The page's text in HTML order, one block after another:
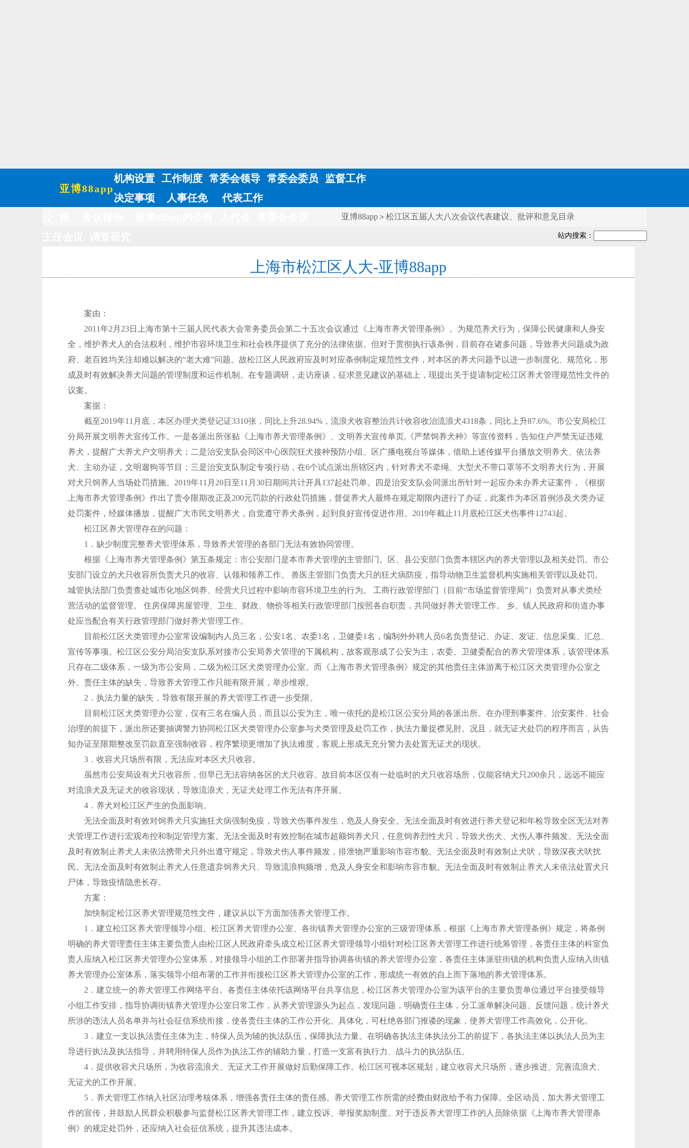
亚博88app
机构设置 工作制度 常委会领导 常委会委员
监督工作
决定事项
人事任免
代表工作
亚博88app > 松江区五届人大八次会议代表建议、批评和意见目录
站内搜索：
上海市松江区人大-亚博88app
案由：
2011年2月23日上海市第十三届人民代表大会常务委员会第二十五次会议通过《上海市养犬管理条例》。为规范养犬行为，保障公民健康和人身安
全，维护养犬人的合法权利，维护市容环境卫生和社会秩序提供了充分的法律依据。但对于贯彻执行该条例，目前存在诸多问题，导致养犬问题成为政
府、老百姓均关注却难以解决的“老大难”问题。故松江区人民政府应及时对应条例制定规范性文件，对本区的养犬问题予以进一步制度化、规范化，形
成及时有效解决养犬问题的管理制度和运作机制。在专题调研，走访座谈，征求意见建议的基础上，现提出关于提请制定松江区养犬管理规范性文件的
议案。
案据：
截至2019年11月底，本区办理犬类登记证3310张，同比上升28.94%，流浪犬收容整治共计收容收治流浪犬4318条，同比上升87.6%。市公安局松江
分局开展文明养犬宣传工作。一是各派出所张贴《上海市养犬管理条例》、文明养犬宣传单页,《严禁饲养犬种》等宣传资料，告知住户严禁无证违规
养犬，提醒广大养犬户文明养犬；二是治安支队会同区中心医院狂犬接种预防小组、区广播电视台等媒体，借助上述传媒平台播放文明养犬、依法养
犬、主动办证，文明遛狗等节目；三是治安支队制定专项行动，在6个试点派出所辖区内，针对养犬不牵绳、大型犬不带口罩等不文明养犬行为，开展
对犬只饲养人当场处罚措施。2019年11月20日至11月30日期间共计开具137起处罚单。四是治安支队会同派出所针对一起应办未办养犬证案件，《根据
上海市养犬管理条例》作出了责令限期改正及200元罚款的行政处罚措施，督促养犬人最终在规定期限内进行了办证，此案作为本区首例涉及犬类办证
处罚案件，经媒体播放，提醒广大市民文明养犬，自觉遵守养犬条例，起到良好宣传促进作用。2019年截止11月底松江区犬伤事件12743起。
松江区养犬管理存在的问题：
1．缺少制度完整养犬管理体系，导致养犬管理的各部门无法有效协同管理。
根据《上海市养犬管理条例》第五条规定：市公安部门是本市养犬管理的主管部门。区、县公安部门负责本辖区内的养犬管理以及相关处罚。市公
安部门设立的犬只收容所负责犬只的收容、认领和领养工作。 兽医主管部门负责犬只的狂犬病防疫，指导动物卫生监督机构实施相关管理以及处罚。
城管执法部门负责查处城市化地区饲养、经营犬只过程中影响市容环境卫生的行为。 工商行政管理部门（目前“市场监督管理局”）负责对从事犬类经
营活动的监督管理。 住房保障房屋管理、卫生、财政、物价等相关行政管理部门按照各自职责，共同做好养犬管理工作。 乡、镇人民政府和街道办事
处应当配合有关行政管理部门做好养犬管理工作。
目前松江区犬类管理办公室常设编制内人员三名，公安1名、农委1名，卫健委1名，编制外外聘人员6名负责登记、办证、发证、信息采集、汇总、
宣传等事项。松江区公安分局治安支队系对接市公安局养犬管理的下属机构，故客观形成了公安为主，农委、卫健委配合的养犬管理体系，该管理体系
只存在二级体系，一级为市公安局，二级为松江区犬类管理办公室。而《上海市养犬管理条例》规定的其他责任主体游离于松江区犬类管理办公室之
外。责任主体的缺失，导致养犬管理工作只能有限开展，举步维艰。
2．执法力量的缺失，导致有限开展的养犬管理工作进一步受限。
目前松江区犬类管理办公室，仅有三名在编人员，而且以公安为主，唯一依托的是松江区公安分局的各派出所。在办理刑事案件、治安案件、社会
治理的前提下，派出所还要抽调警力协同松江区犬类管理办公室参与犬类管理及处罚工作，执法力量捉襟见肘。况且，就无证犬处罚的程序而言，从告
知办证至限期整改至罚款直至强制收容，程序繁琐更增加了执法难度，客观上形成无充分警力去处置无证犬的现状。
3．收容犬只场所有限，无法应对本区犬只收容。
虽然市公安局设有犬只收容所，但早已无法容纳各区的犬只收容。故目前本区仅有一处临时的犬只收容场所，仅能容纳犬只200余只，远远不能应
对流浪犬及无证犬的收容现状，导致流浪犬，无证犬处理工作无法有序开展。
4．养犬对松江区产生的负面影响。
无法全面及时有效对饲养犬只实施狂犬病强制免疫，导致犬伤事件发生，危及人身安全。无法全面及时有效进行养犬登记和年检导致全区无法对养
犬管理工作进行宏观布控和制定管理方案。无法全面及时有效控制在城市超额饲养犬只，任意饲养烈性犬只，导致犬伤犬、犬伤人事件频发。无法全面
及时有效制止养犬人未依法携带犬只外出遵守规定，导致犬伤人事件频发，排泄物严重影响市容市貌。无法全面及时有效制止犬吠，导致深夜犬吠扰
民。无法全面及时有效制止养犬人任意遗弃饲养犬只、导致流浪狗频增，危及人身安全和影响市容市貌。无法全面及时有效制止养犬人未依法处置犬只
尸体，导致疫情隐患长存。
方案：
加快制定松江区养犬管理规范性文件，建议从以下方面加强养犬管理工作。
1．建立松江区养犬管理领导小组、松江区养犬管理办公室、各街镇养犬管理办公室的三级管理体系，根据《上海市养犬管理条例》规定，将条例
明确的养犬管理责任主体主要负责人由松江区人民政府牵头成立松江区养犬管理领导小组针对松江区养犬管理工作进行统筹管理，各责任主体的科室负
责人应纳入松江区养犬管理办公室体系，对接领导小组的工作部署并指导协调各街镇的养犬管理办公室，各责任主体派驻街镇的机构负责人应纳入街镇
养犬管理办公室体系，落实领导小组布署的工作并衔接松江区养犬管理办公室的工作，形成统一有效的自上而下落地的养犬管理体系。
2．建立统一的养犬管理工作网络平台。各责任主体依托该网络平台共享信息，松江区养犬管理办公室为该平台的主要负责单位通过平台接受领导
小组工作安排，指导协调街镇养犬管理办公室日常工作，从养犬管理源头为起点，发现问题，明确责任主体，分工派单解决问题、反馈问题，统计养犬
所涉的违法人员名单并与社会征信系统衔接，使各责任主体的工作公开化、具体化，可杜绝各部门推诿的现象，使养犬管理工作高效化，公开化。
3．建立一支以执法责任主体为主，特保人员为辅的执法队伍，保障执法力量。在明确各执法主体执法分工的前提下，各执法主体以执法人员为主
导进行执法及执法指导，并聘用特保人员作为执法工作的辅助力量，打造一支富有执行力、战斗力的执法队伍。
4．提供收容犬只场所，为收容流浪犬、无证犬工作开展做好后勤保障工作。松江区可视本区规划，建立收容犬只场所，逐步推进、完善流浪犬、
无证犬的工作开展。
5．养犬管理工作纳入社区治理考核体系，增强各责任主体的责任感。养犬管理工作所需的经费由财政给予有力保障。全区动员，加大养犬管理工
作的宣传，并鼓励人民群众积极参与监督松江区养犬管理工作，建立投诉、举报奖励制度。对于违反养犬管理工作的人员除依据《上海市养犬管理条
例》的规定处罚外，还应纳入社会征信系统，提升其违法成本。